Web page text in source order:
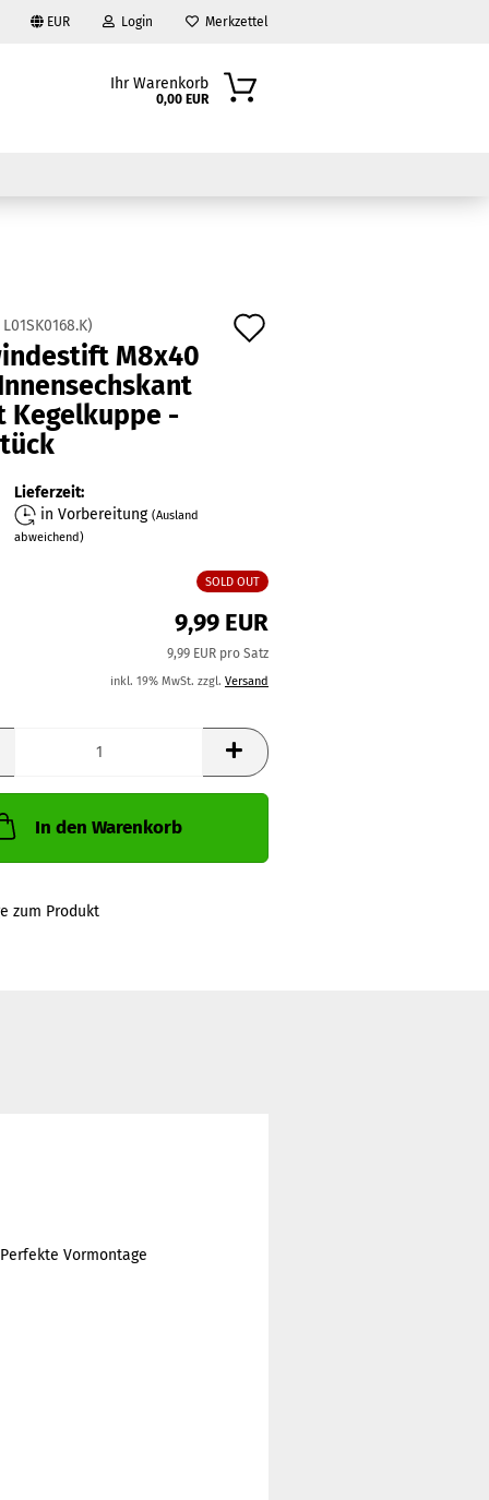
EUR Login Merkzettel
Ihr Warenkorb
0,00 EUR
L01SK0168.K)
M8x40
Kegelkuppe -
Lieferzeit:
in Vorbereitung (Ausland
abweichend)
SOLD OUT
9,99 EUR
9,99 EUR pro Satz
inkl. 19% MwSt. zzgl. Versand
In den Warenkorb
zum Produkt
Vormontage